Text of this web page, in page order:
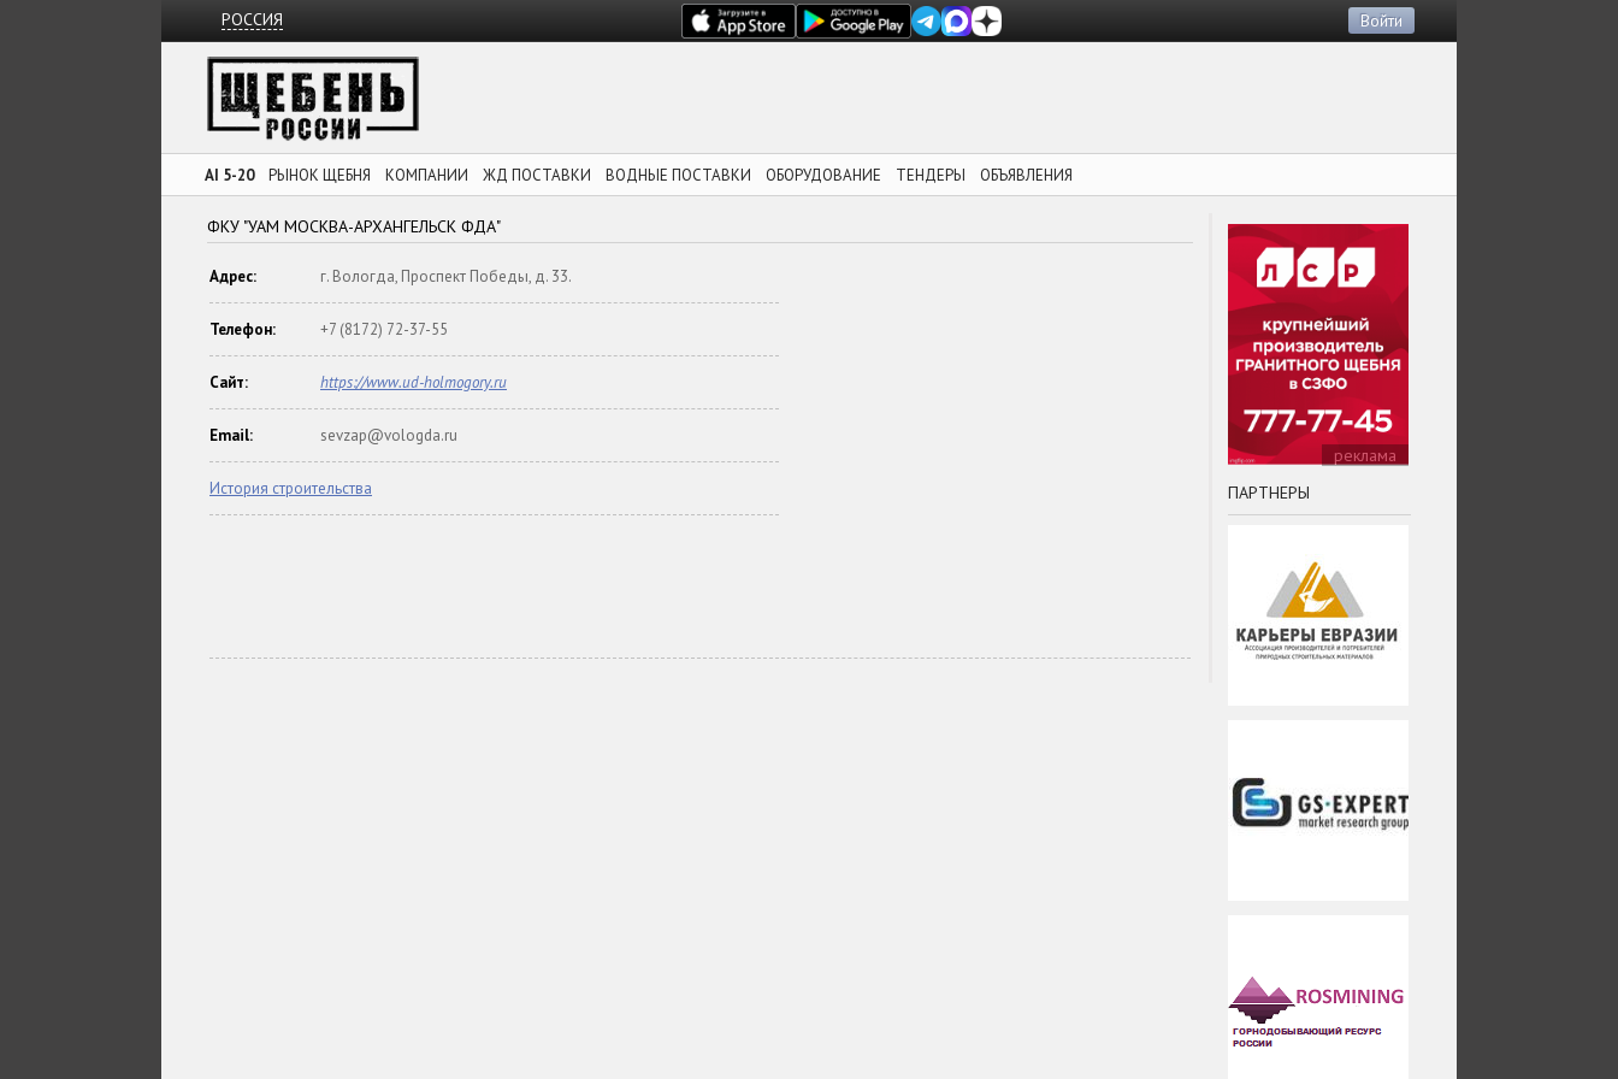
РОССИЯ Войти
AI 5-20 РЫНОК ЩЕБНЯ КОМПАНИИ ЖД ПОСТАВКИ ВОДНЫЕ ПОСТАВКИ ОБОРУДОВАНИЕ ТЕНДЕРЫ ОБЪЯВЛЕНИЯ
ФКУ "УАМ МОСКВА-АРХАНГЕЛЬСК ФДА"
Адрес: г. Вологда, Проспект Победы, д. 33.
Телефон: +7 (8172) 72-37-55
Сайт: https://www.ud-holmogory.ru
Email: sevzap@vologda.ru
История строительства
реклама
ПАРТНЕРЫ